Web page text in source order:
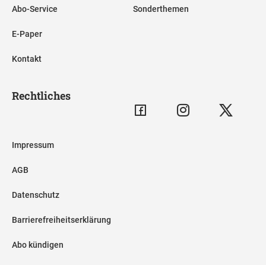
Abo-Service
E-Paper
Kontakt
Sonderthemen
Rechtliches
Impressum
AGB
Datenschutz
Barrierefreiheitserklärung
Abo kündigen